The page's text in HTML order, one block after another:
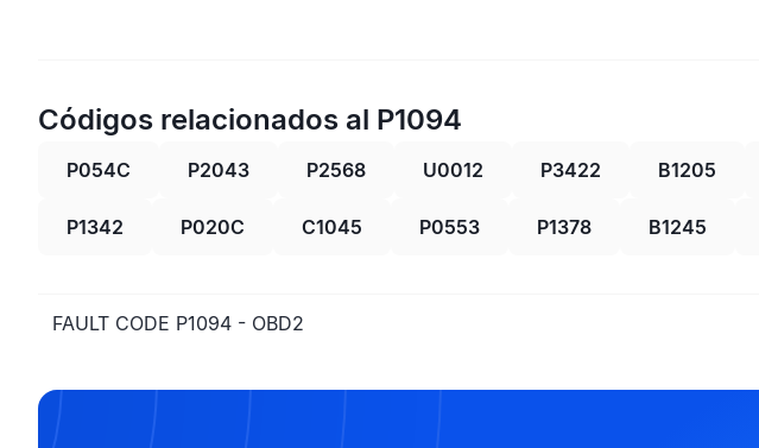
Códigos relacionados al P1094
P054C P2043 P2568 U0012 P3422 B1205
P1342 P020C C1045 P0553 P1378 B1245
FAULT CODE P1094 - OBD2